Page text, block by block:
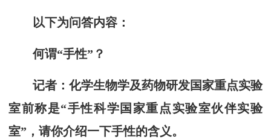
以下为问答内容：
何谓“手性”？
记者 ： 化学生物学及药物研发国家重点实验
室前称是“手性科学国家重点实验室伙伴实验
室”，请你介绍一下手性的含义。